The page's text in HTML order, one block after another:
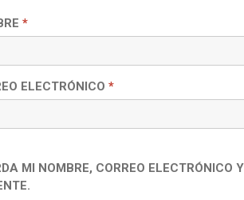
*
ELECTRÓNICO *
MI NOMBRE, CORREO ELECTRÓNICO